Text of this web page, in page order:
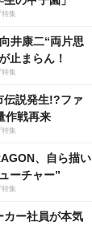
集
井康二“両片思
止まらん！
集
伝説発生!?ファ
作戦再来
集
、自ら描い
ーチャー”
集
カー社員が本気